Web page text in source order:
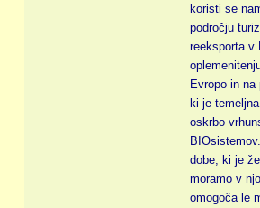
koristi se
področju
reeksporta v
Evropo in na
ki je
oskrbo
dobe, ki je
moramo v
omogoča le